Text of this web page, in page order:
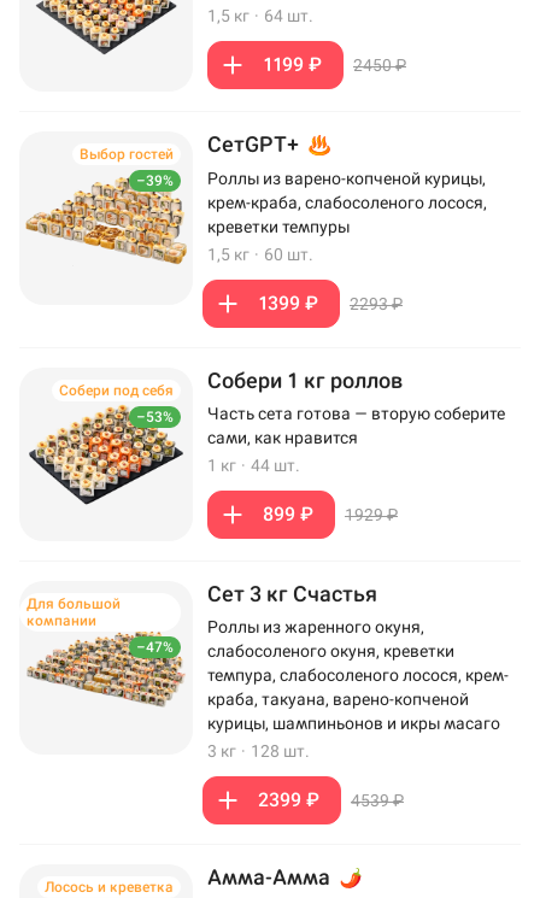
1,5 кг · 64 шт.
1199 ₽ 2450 ₽
–39%
Выбор гостей СетGPT+
Роллы из варено-копченой курицы,
крем-краба, слабосоленого лосося,
креветки темпуры
1,5 кг · 60 шт.
1399 ₽ 2293 ₽
–53%
Собери под себя Собери 1 кг роллов
Часть сета готова — вторую соберите
сами, как нравится
1 кг · 44 шт.
899 ₽ 1929 ₽
–47%
Для большой
компании
Сет 3 кг Счастья
Роллы из жаренного окуня,
слабосоленого окуня, креветки
темпура, слабосоленого лосося, крем-
краба, такуана, варено-копченой
курицы, шампиньонов и икры масаго
3 кг · 128 шт.
2399 ₽ 4539 ₽
Лосось и креветка Амма-Амма